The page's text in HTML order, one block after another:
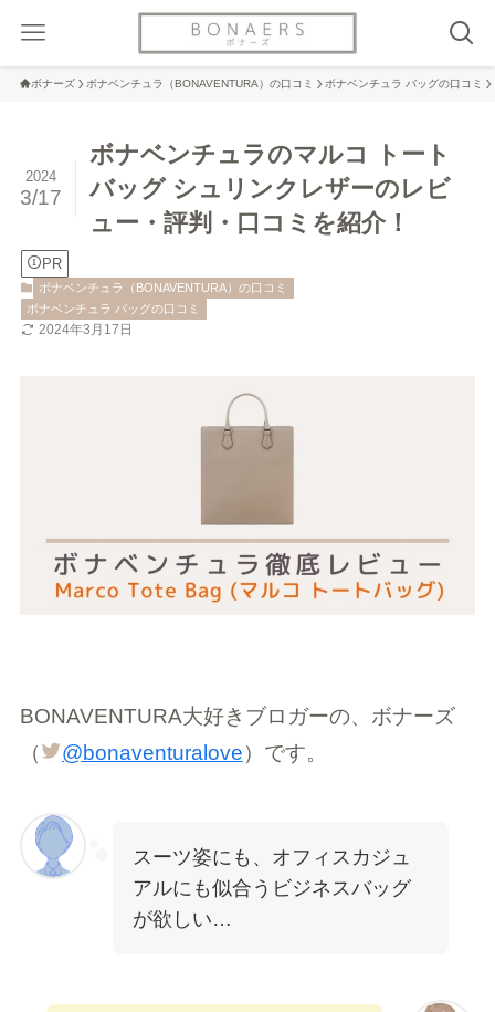
ボナーズ ボナベンチュラ（BONAVENTURA）の口コミ ボナベンチュラ バッグの口コミ
ボナベンチュラのマルコ トート
バッグ シュリンクレザーのレビ
ュー・評判・口コミを紹介！
2024
3/17
PR
ボナベンチュラ（BONAVENTURA）の口コミ
ボナベンチュラ バッグの口コミ
2024年3月17日
BONAVENTURA大好きブロガーの、ボナーズ
（
@bonaventuralove）です。
スーツ姿にも、オフィスカジュ
アルにも似合うビジネスバッグ
が欲しい…